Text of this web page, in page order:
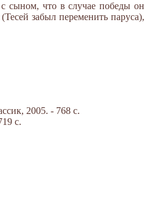
сыном, что в случае победы он
забыл переменить паруса),
2005. - 768 с.
с.